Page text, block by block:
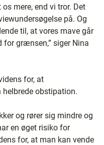
mere, end vi tror. Det
på. Og
til, at vores mave går
grænsen,” siger Nina
for, at
obstipation.
og rører sig mindre og
en øget risiko for
for, at man kan vende